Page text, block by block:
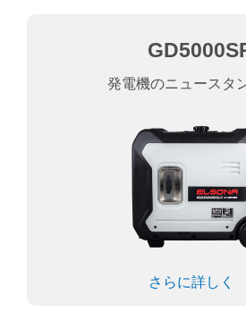
発電機のニュースタ
さらに詳しく